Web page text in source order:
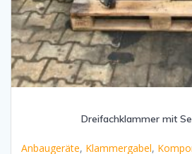
Dreifachklammer mit
Anbaugeräte, Klammergabel,